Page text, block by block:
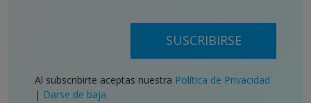
SUSCRIBIRSE
Al subscribirte aceptas nuestra Política de Privacidad
| Darse de baja